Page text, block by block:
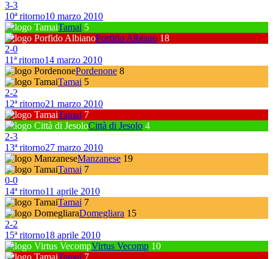
3-3
10ª ritorno10 marzo 2010
Tamai 5
Porfido Albiano 18
2-0
11ª ritorno14 marzo 2010
Pordenone 8
Tamai 5
2-2
12ª ritorno21 marzo 2010
Tamai 7
Città di Jesolo 4
2-3
13ª ritorno27 marzo 2010
Manzanese 19
Tamai 7
0-0
14ª ritorno11 aprile 2010
Tamai 7
Domegliara 15
2-2
15ª ritorno18 aprile 2010
Virtus Vecomp 10
Tamai 7